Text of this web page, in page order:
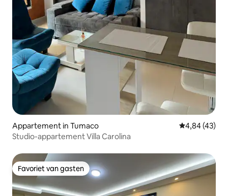
Appartement in Tumaco Gemiddelde
4,84 (43)
Studio-appartement Villa Carolina
Favoriet van gasten
Favoriet van gasten